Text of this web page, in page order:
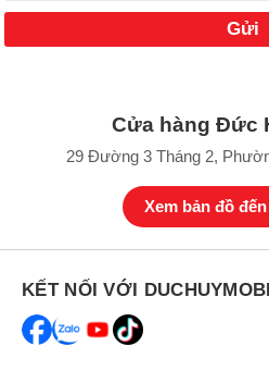
Cửa hàng Đức
29 Đường 3 Tháng 2,
Xem bản đồ
KẾT NỐI VỚI